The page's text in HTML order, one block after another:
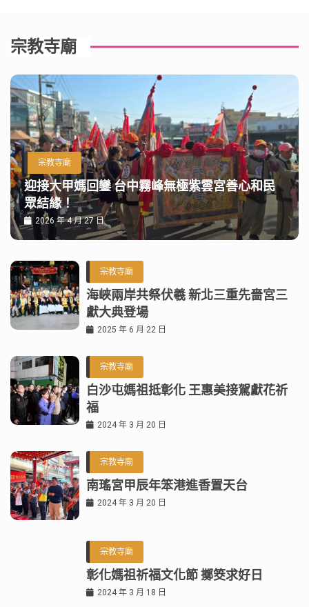
宗教寺廟
宗教寺廟
迎接大甲媽回鑾 台中霧峰無極紫雲宮善心和民
眾結緣！
2026 年 4 月 27 日
宗教寺廟
海峽兩岸共祭伏羲 新北三重先嗇宮三
獻大典登場
2025 年 6 月 22 日
宗教寺廟
白沙屯媽祖抵彰化 王惠美接駕獻花祈
福
2024 年 3 月 20 日
宗教寺廟
南瑤宮甲辰年笨港進香置天台
2024 年 3 月 20 日
宗教寺廟
彰化媽祖祈福文化節 擲筊求好日
2024 年 3 月 18 日